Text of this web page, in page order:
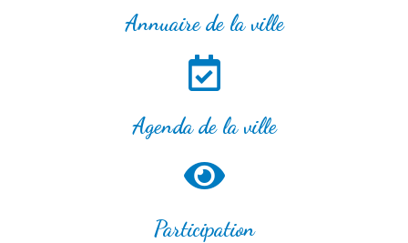
Annuaire de la ville
Agenda de la ville
Participation